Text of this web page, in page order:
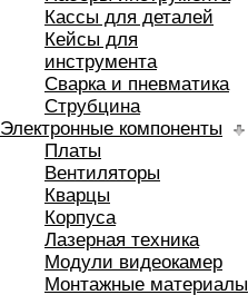
Кассы для деталей
Кейсы для
инструмента
Сварка и пневматика
Струбцина
Электронные компоненты
Платы
Вентиляторы
Кварцы
Корпуса
Лазерная техника
Модули видеокамер
Монтажные материалы